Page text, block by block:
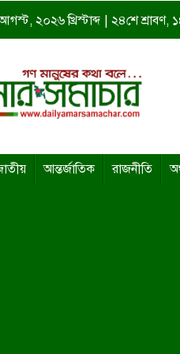
২০২৬ খ্রিস্টাব্দ | ২৪শে শ্রাবণ,
আন্তর্জাতিক রাজনীতি